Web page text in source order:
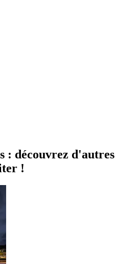
: découvrez d'autres
!